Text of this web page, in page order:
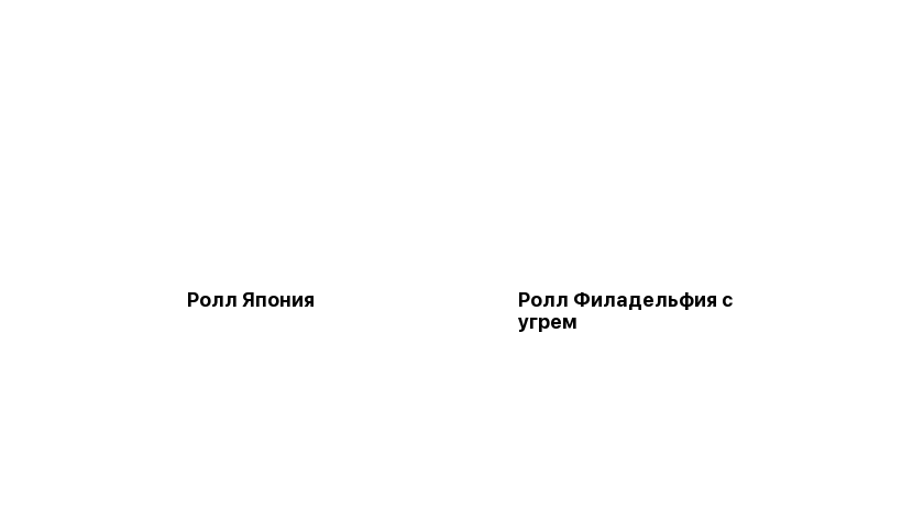
Ролл Япония
Ролл Филадельфия с
угрем